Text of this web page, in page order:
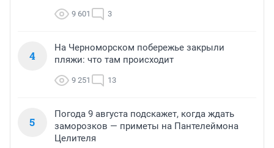
9 601 3
4
На Черноморском побережье закрыли
пляжи: что там происходит
9 251 13
5
Погода 9 августа подскажет, когда ждать
заморозков — приметы на Пантелеймона
Целителя